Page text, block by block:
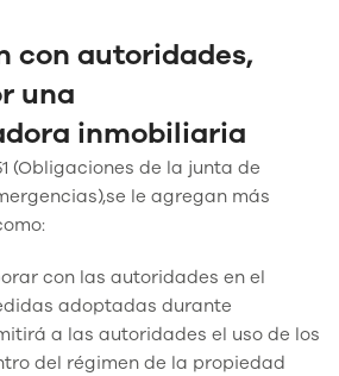
con autoridades,
una
inmobiliaria
(Obligaciones de la junta de
le agregan más
con las autoridades en el
adoptadas durante
a las autoridades el uso de los
del régimen de la propiedad